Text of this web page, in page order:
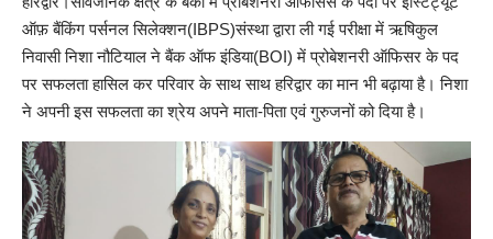
ऑफ़ बैंकिंग पर्सनल सिलेक्शन(IBPS)संस्था द्वारा ली गई परीक्षा में ऋषिकुल
निवासी निशा नौटियाल ने बैंक ऑफ इंडिया(BOI) में प्रोबेशनरी ऑफिसर के पद
पर सफलता हासिल कर परिवार के साथ साथ हरिद्वार का मान भी बढ़ाया है। निशा
ने अपनी इस सफलता का श्रेय अपने माता-पिता एवं गुरुजनों को दिया है।